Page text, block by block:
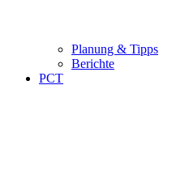
Planung & Tipps
Berichte
PCT